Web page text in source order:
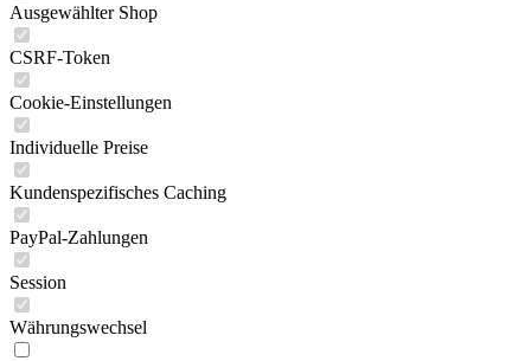
Ausgewählter Shop
CSRF-Token
Cookie-Einstellungen
Individuelle Preise
Kundenspezifisches Caching
PayPal-Zahlungen
Session
Währungswechsel